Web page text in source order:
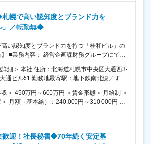
札幌で高い認知度とブランド力を
」／転勤無◆
高い認知度とブランド力を持つ「桂和ビル」の
プにてご
社すぐは資金繰り、予算作成をお任せいたしま
は札幌市内で複数ビルを保有しておりますの
ごとの予実管理などもお任せいたします。 また
銀行折衝や施策提案などをお任せする予定で
す。 ・ゆくゆくは管理職としての登用の可能性
詳細＞ 本社 住所：北海道札幌市中央区大通西3-
通ビル51 勤務地最寄駅：地下鉄南北線／すす
万円～600万円 ＜賃金形態＞ 月給制 ＜
＞ 月額（基本給）：240,000円～310,000円 そ
＜昇給有無＞ 有 ＜残業手当＞ 有
年1回（9月） ■賞与：年2回（4月、10月） ■そ
歓迎！社長秘書◆70年続く安定基